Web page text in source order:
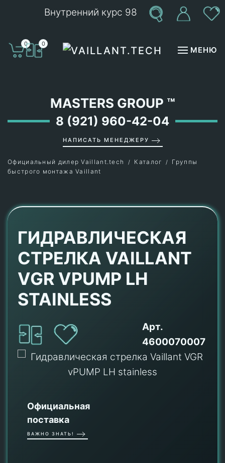
Внутренний курс 98
0 0
МЕНЮ
MASTERS GROUP ™
8 (921) 960-42-04
НАПИСАТЬ МЕНЕДЖЕРУ
Официальный дилер Vaillant.tech Каталог
Группы
быстрого монтажа Vaillant
ГИДРАВЛИЧЕСКАЯ
СТРЕЛКА VAILLANT
VGR VPUMP LH
STAINLESS
Арт.
4600070007
Официальная
поставка
ВАЖНО ЗНАТЬ!